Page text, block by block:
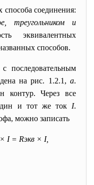
соединения:
треугольником и
эквивалентных
способов.
последовательным
на рис. 1.2.1, а.
контур. Через все
и тот же ток I.
можно записать
× I = Rэкв × I,